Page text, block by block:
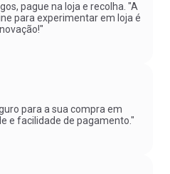
pague na loja e recolha. "A
para experimentar em loja é
para a sua compra em
e facilidade de pagamento."